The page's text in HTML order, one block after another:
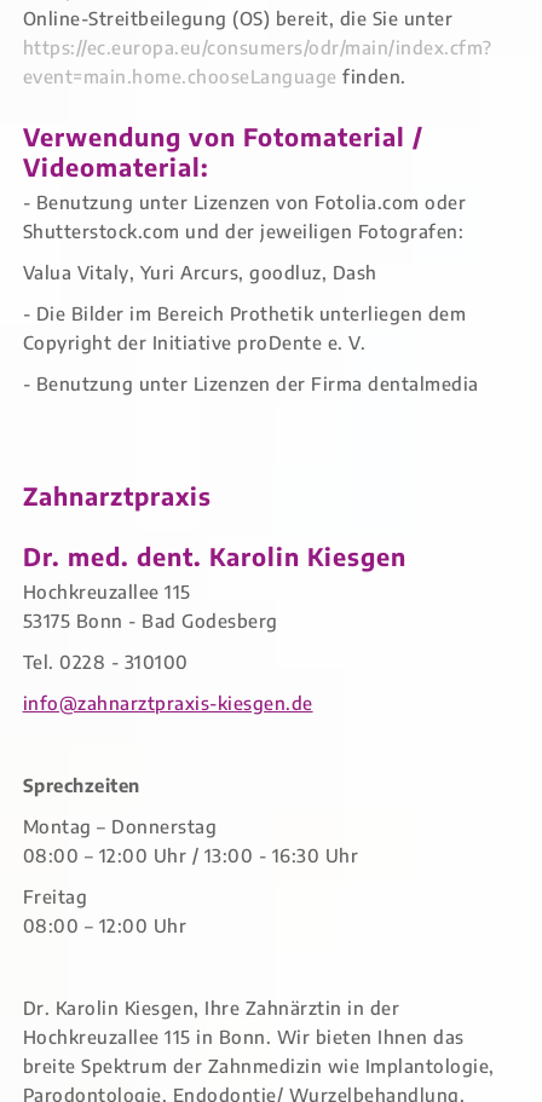
Online-Streitbeilegung (OS) bereit, die Sie unter
https://ec.europa.eu/consumers/odr/main/index.cfm?
event=main.home.chooseLanguagefinden.
Verwendung von Fotomaterial /
Videomaterial:
- Benutzung unter Lizenzen von Fotolia.com oder
Shutterstock.com und der jeweiligen Fotografen:
Valua Vitaly, Yuri Arcurs, goodluz, Dash
- Die Bilder im Bereich Prothetik unterliegen dem
Copyright der Initiative proDente e. V.
- Benutzung unter Lizenzen der Firma dentalmedia
Zahnarztpraxis
Dr. med. dent. Karolin Kiesgen
Hochkreuzallee 115
53175 Bonn - Bad Godesberg
Tel. 0228 - 310100
info@zahnarztpraxis-kiesgen.de
Sprechzeiten
Montag – Donnerstag
08:00 – 12:00 Uhr / 13:00 - 16:30 Uhr
Freitag
08:00 – 12:00 Uhr
Dr. Karolin Kiesgen, Ihre Zahnärztin in der
Hochkreuzallee 115 in Bonn. Wir bieten Ihnen das
breite Spektrum der Zahnmedizin wie Implantologie,
Parodontologie, Endodontie/ Wurzelbehandlung,